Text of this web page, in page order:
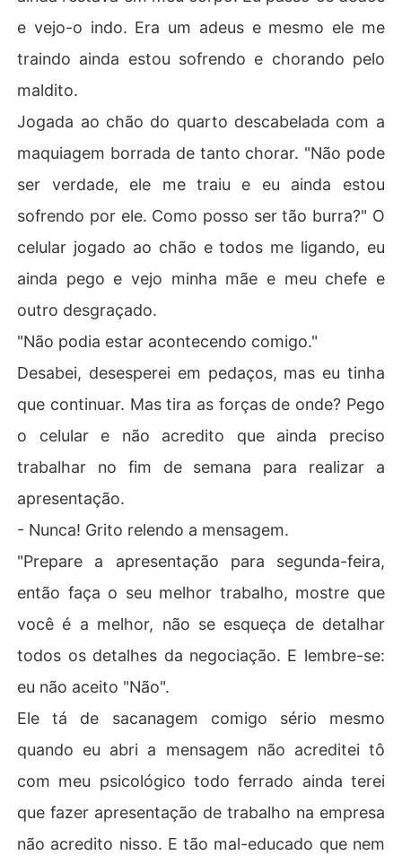
e vejo-o indo. Era um adeus e mesmo ele me
traindo ainda estou sofrendo e chorando pelo
maldito.
Jogada ao chão do quarto descabelada com a
maquiagem borrada de tanto chorar. "Não pode
ser verdade, ele me traiu e eu ainda estou
sofrendo por ele. Como posso ser tão burra?" O
celular jogado ao chão e todos me ligando, eu
ainda pego e vejo minha mãe e meu chefe e
outro desgraçado.
"Não podia estar acontecendo comigo."
Desabei, desesperei em pedaços, mas eu tinha
que continuar. Mas tira as forças de onde? Pego
o celular e não acredito que ainda preciso
trabalhar no fim de semana para realizar a
apresentação.
- Nunca! Grito relendo a mensagem.
"Prepare a apresentação para segunda-feira,
então faça o seu melhor trabalho, mostre que
você é a melhor, não se esqueça de detalhar
todos os detalhes da negociação. E lembre-se:
eu não aceito "Não".
Ele tá de sacanagem comigo sério mesmo
quando eu abri a mensagem não acreditei tô
com meu psicológico todo ferrado ainda terei
que fazer apresentação de trabalho na empresa
não acredito nisso. E tão mal-educado que nem